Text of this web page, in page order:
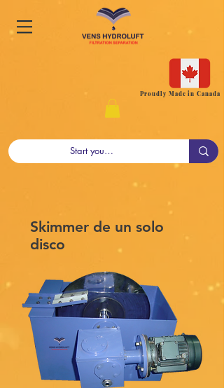
Proudly Made in Canada
Skimmer de un solo
disco